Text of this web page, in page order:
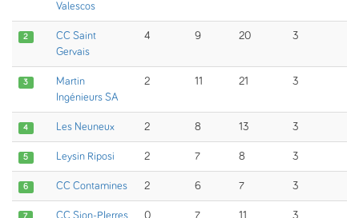
Valescos
2
CC Saint
Gervais
4 9 20 3
3
Martin
Ingénieurs SA
2 11 21 3
4 Les Neuneux 2 8 13 3
5 Leysin Riposi 2 7 8 3
6 CC Contamines 2 6 7 3
7
CC Sion-PIerres
0 7 11 3